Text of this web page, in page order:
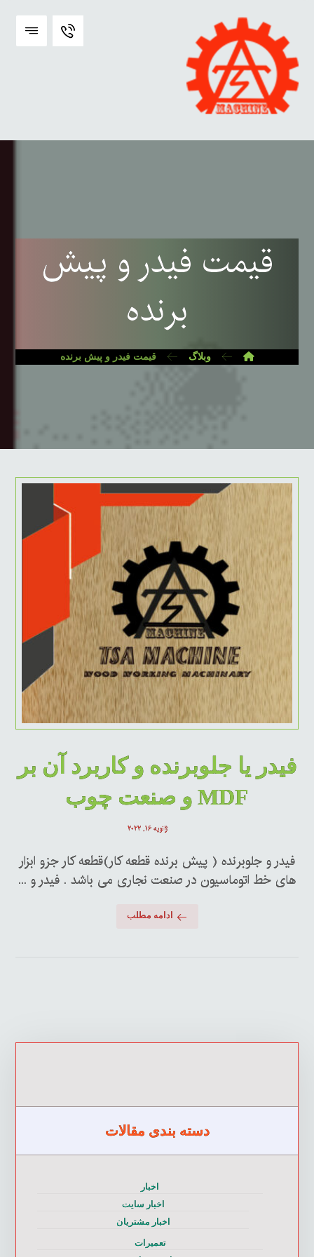
قیمت فیدر و پیش
برنده
وبلاگ قیمت فیدر و پیش برنده
فیدر یا جلوبرنده و کاربرد آن بر
MDF و صنعت چوب
ژانویه ۱۶, ۲۰۲۲
فیدر و جلوبرنده ( پیش برنده قطعه کار)قطعه کار جزو ابزار
های خط اتوماسیون در صنعت نجاری می باشد . فیدر و ...
ادامه مطلب
دسته بندی مقالات
اخبار
اخبار سایت
اخبار مشتریان
تعمیرات